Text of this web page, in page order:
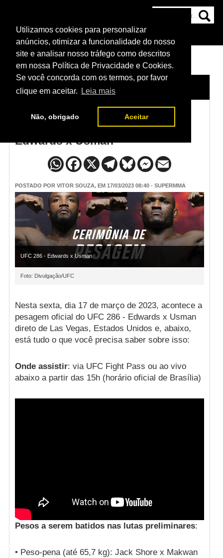
Utilizamos cookies para personalizar
anúncios, otimizar a funcionalidade do nosso
site e analisar nosso tráfego como descritos
em nossa Política de Privacidade e Cookies.
Se você concorda com os termos, por favor
clique em aceitar.
Leia mais
Não, obrigado Aceitar
NOTÍCIAS
HOME NOTÍCIAS
Assista a pesagem do UFC 286 -
Edwards x Usman
POSTADO POR VITOR SOUZA, EM 17/03/2023 08:40 - SUPERMMA
UFC 286 - Edwards x Usman
Foto: Divulgação/UFC
Nesta sexta, dia 17 de março de 2023, acontece a
pesagem oficial do UFC 286 - Edwards x Usman
direto de Las Vegas, Estados Unidos e, abaixo,
está tudo o que você precisa saber sobre isso:
Onde assistir: via UFC Fight Pass ou ao vivo
abaixo a partir das 15h (horário oficial de Brasília)
Pesos a serem batidos nas lutas preliminares:
• Peso-pena (até 65,7 kg): Jack Shore x Makwan